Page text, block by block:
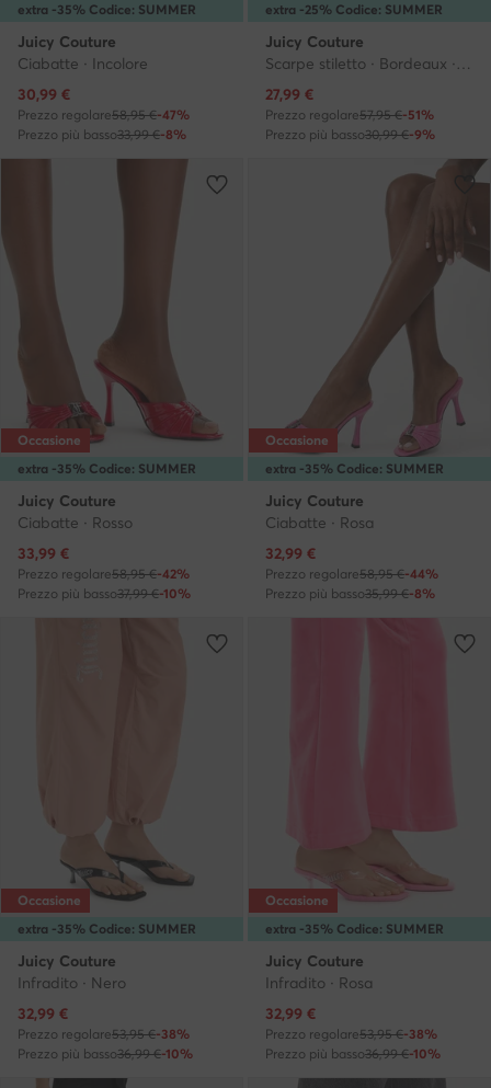
extra -35% Codice: SUMMER
Juicy Couture
Ciabatte · Incolore
Prezzo attuale
30,99 €
Prezzo regolare58,95 €-47%
Prezzo più basso33,99 €-8%
extra -25% Codice: SUMMER
Juicy Couture
Prezzo attuale
27,99 €
Prezzo regolare57,95 €-51%
Prezzo più basso30,99 €-9%
extra -35% Codice: SUMMER
Occasione
Juicy Couture
Ciabatte · Rosso
Prezzo attuale
33,99 €
Prezzo regolare58,95 €-42%
Prezzo più basso37,99 €-10%
extra -35% Codice: SUMMER
Occasione
Juicy Couture
Ciabatte · Rosa
Prezzo attuale
32,99 €
Prezzo regolare58,95 €-44%
Prezzo più basso35,99 €-8%
extra -35% Codice: SUMMER
Occasione
Juicy Couture
Infradito · Nero
Prezzo attuale
32,99 €
Prezzo regolare53,95 €-38%
Prezzo più basso36,99 €-10%
extra -35% Codice: SUMMER
Occasione
Juicy Couture
Infradito · Rosa
Prezzo attuale
32,99 €
Prezzo regolare53,95 €-38%
Prezzo più basso36,99 €-10%